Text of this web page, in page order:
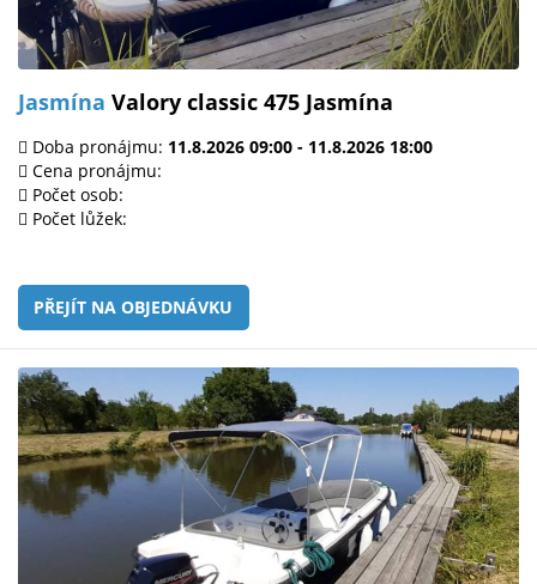
Jasmína Valory classic 475 Jasmína
Doba pronájmu: 11.8.2026 09:00 - 11.8.2026 18:00
Cena pronájmu:
Počet osob:
Počet lůžek:
PŘEJÍT NA OBJEDNÁVKU